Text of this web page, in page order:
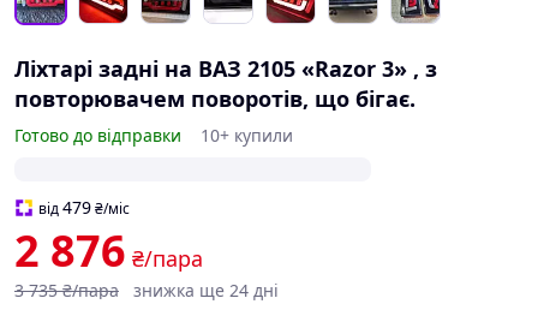
Ліхтарі задні на ВАЗ 2105 «Razor 3» , з
повторювачем поворотів, що бігає.
Готово до відправки 10+ купили
від479₴/міс
2 876 ₴/пара
3 735 ₴/пара знижка ще 24 дні